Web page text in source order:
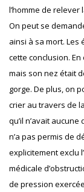
l’homme de
On peut se
ainsi à sa mort. Les
cette conclusion.
mais son nez était
gorge. De plus, on
crier au travers de
qu’il n’avait
n’a pas permis de
explicitement exclu
médicale
de pression